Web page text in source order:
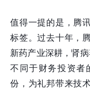
值得一提的是，腾
标签。过去十年，
新药产业深耕，肾病
不同于财务投资者
份，为礼邦带来技